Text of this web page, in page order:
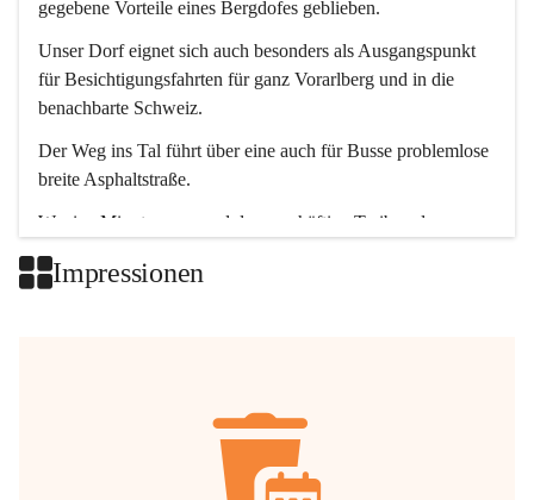
gegebene Vorteile eines Bergdofes geblieben.
Unser Dorf eignet sich auch besonders als Ausgangspunkt
für Besichtigungsfahrten für ganz Vorarlberg und in die
benachbarte Schweiz.
Der Weg ins Tal führt über eine auch für Busse problemlose
breite Asphaltstraße.
Wenige Minuten nur, und das geschäftige Treiben der
Impressionen